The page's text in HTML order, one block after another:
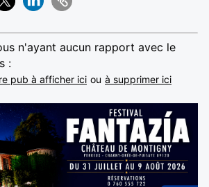
n'ayant aucun rapport avec le
:
pub à afficher ici ou à supprimer ici